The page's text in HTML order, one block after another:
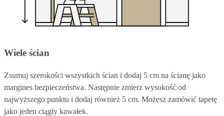
Wiele ścian
Zsumuj szerokości wszystkich ścian i dodaj 5 cm na ścianę jako
margines bezpieczeństwa. Następnie zmierz wysokość od
najwyższego punktu i dodaj również 5 cm. Możesz zamówić tapetę
jako jeden ciągły kawałek.